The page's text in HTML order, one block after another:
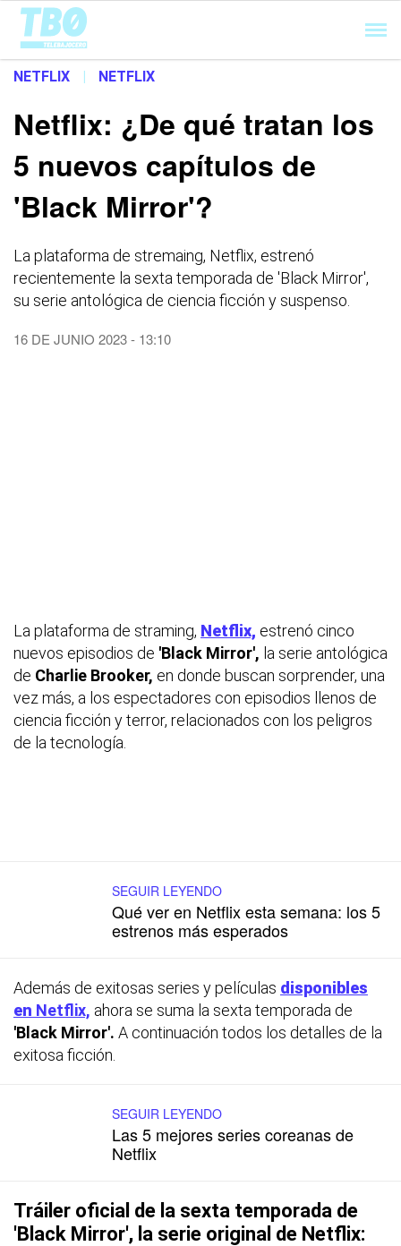
Cargando...
NETFLIX | NETFLIX
Netflix: ¿De qué tratan los
5 nuevos capítulos de
'Black Mirror'?
La plataforma de stremaing, Netflix, estrenó
recientemente la sexta temporada de 'Black Mirror',
su serie antológica de ciencia ficción y suspenso.
16 DE JUNIO 2023 - 13:10
La plataforma de straming, Netflix, estrenó cinco
nuevos episodios de 'Black Mirror', la serie antológica
de Charlie Brooker, en donde buscan sorprender, una
vez más, a los espectadores con episodios llenos de
ciencia ficción y terror, relacionados con los peligros
de la tecnología.
SEGUIR LEYENDO
Qué ver en Netflix esta semana: los 5
estrenos más esperados
Además de exitosas series y películas disponibles
en Netflix, ahora se suma la sexta temporada de
'Black Mirror'. A continuación todos los detalles de la
exitosa ficción.
SEGUIR LEYENDO
Las 5 mejores series coreanas de
Netflix
Tráiler oficial de la sexta temporada de
'Black Mirror', la serie original de Netflix: